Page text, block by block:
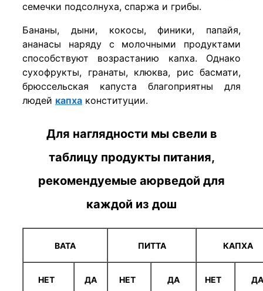
семечки подсолнуха, спаржа и грибы.
Бананы, дыни, кокосы, финики, папайя,
ананасы наряду с молочными продуктами
способствуют возрастанию капха. Однако
сухофрукты, гранаты, клюква, рис басмати,
брюссельская капуста благоприятны для
людей капха конституции.
Для наглядности мы свели в
таблицу продукты питания,
рекомендуемые аюрведой для
каждой из дош
ВАТА ПИТТА КАПХА
НЕТ ДА НЕТ ДА НЕТ ДА